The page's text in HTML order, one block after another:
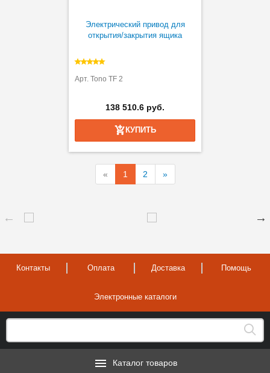
Электрический привод для
открытия/закрытия ящика
Арт. Tono TF 2
138 510.6 руб.
КУПИТЬ
« 1 2 »
Контакты Оплата Доставка Помощь
Электронные каталоги
Каталог товаров